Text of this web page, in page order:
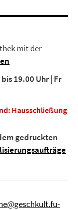
mit der
19.00 Uhr | Fr
Hausschließung
gedruckten